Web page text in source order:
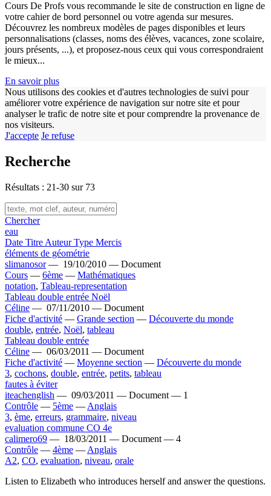
Cours De Profs vous recommande le site de construction en ligne de
votre cahier de bord personnel ou votre agenda sur mesures.
Découvrez les nombreux modèles de pages disponibles et leurs
personnalisations (classes, noms des élèves, vacances, zone scolaire,
jours présents, ...), et proposez-nous ceux qui vous correspondraient
le mieux...
En savoir plus
Nous utilisons des cookies et d'autres technologies de suivi pour
améliorer votre expérience de navigation sur notre site et pour
analyser le trafic de notre site et pour comprendre la provenance de
nos visiteurs.
J'accepte Je refuse
Recherche
Résultats : 21-30 sur 73
Chercher
eau
Date Titre AuteurType Mercis
éléments de géométrie
slimanosor — 19/10/2010 — Document
Cours — 6ème — Mathématiques
notation, Tableau-representation
Tableau double entrée Noël
Céline — 07/11/2010 — Document
Fiche d'activité — Grande section — Découverte du monde
double, entrée, Noël, tableau
Tableau double entrée
Céline — 06/03/2011 — Document
Fiche d'activité — Moyenne section — Découverte du monde
3, cochons, double, entrée, petits, tableau
fautes à éviter
iteachenglish — 09/03/2011 — Document — 1
Contrôle — 5ème — Anglais
3, ème, erreurs, grammaire, niveau
evaluation commune CO 4e
calimero69 — 18/03/2011 — Document — 4
Contrôle — 4ème — Anglais
A2, CO, evaluation, niveau, orale
Listen to Elizabeth who introduces herself and answer the questions.